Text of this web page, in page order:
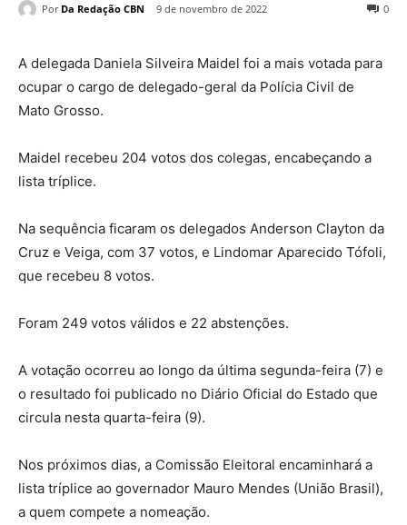
Por Da Redação CBN 9 de novembro de 2022 0
A delegada Daniela Silveira Maidel foi a mais votada para
ocupar o cargo de delegado-geral da Polícia Civil de
Mato Grosso.
Maidel recebeu 204 votos dos colegas, encabeçando a
lista tríplice.
Na sequência ficaram os delegados Anderson Clayton da
Cruz e Veiga, com 37 votos, e Lindomar Aparecido Tófoli,
que recebeu 8 votos.
Foram 249 votos válidos e 22 abstenções.
A votação ocorreu ao longo da última segunda-feira (7) e
o resultado foi publicado no Diário Oficial do Estado que
circula nesta quarta-feira (9).
Nos próximos dias, a Comissão Eleitoral encaminhará a
lista tríplice ao governador Mauro Mendes (União Brasil),
a quem compete a nomeação.